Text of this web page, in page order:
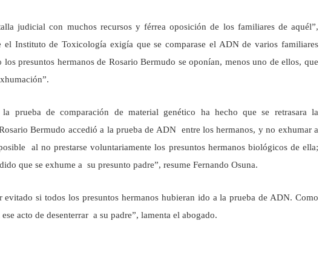
judicial con muchos recursos y férrea oposición de los familiares de aquél”,
el Instituto de Toxicología exigía que se comparase el ADN de varios familiares
presuntos hermanos de Rosario Bermudo se oponían, menos uno de ellos, que
prueba de comparación de material genético ha hecho que se retrasara la
Bermudo accedió a la prueba de ADN entre los hermanos, y no exhumar a
al no prestarse voluntariamente los presuntos hermanos biológicos de ella;
que se exhume a su presunto padre”, resume Fernando Osuna.
evitado si todos los presuntos hermanos hubieran ido a la prueba de ADN. Como
acto de desenterrar a su padre”, lamenta el abogado.